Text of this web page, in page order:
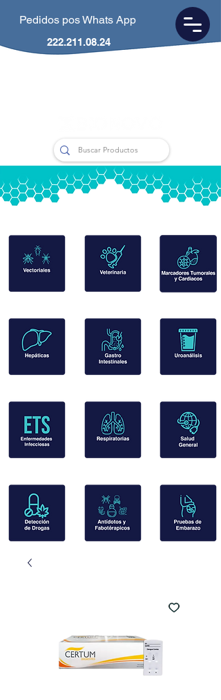
Pedidos pos Whats App
222.211.08.24